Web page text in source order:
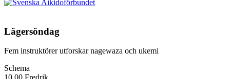
Lägersöndag
Fem instruktörer utforskar nagewaza och ukemi
Schema